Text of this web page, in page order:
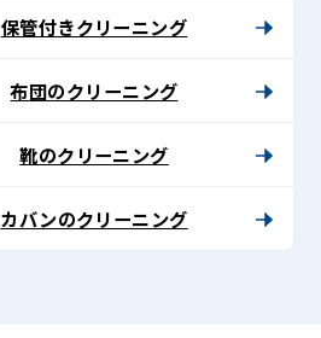
保管付きクリーニング
布団のクリーニング
靴のクリーニング
カバンのクリーニング